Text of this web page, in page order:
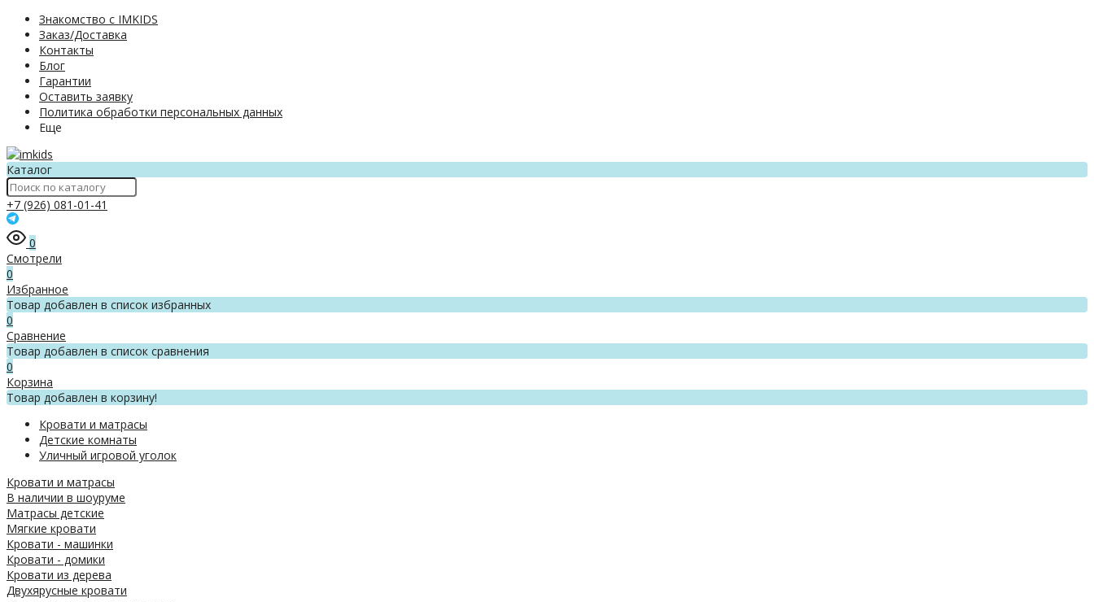
Знакомство с IMKIDS
Заказ/Доставка
Контакты
Блог
Гарантии
Оставить заявку
Политика обработки персональных данных
Еще
Каталог
+7 (926) 081-01-41
0
Смотрели
0
Избранное
Товар добавлен в список избранных
0
Сравнение
Товар добавлен в список сравнения
0
Корзина
Товар добавлен в корзину!
Кровати и матрасы
Детские комнаты
Уличный игровой уголок
Кровати и матрасы
В наличии в шоуруме
Матрасы детские
Мягкие кровати
Кровати - машинки
Кровати - домики
Кровати из дерева
Двухярусные кровати